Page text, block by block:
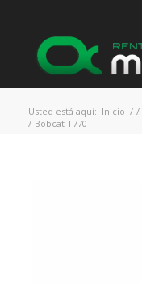
Usted está aquí: Inicio / /
/ Bobcat T770